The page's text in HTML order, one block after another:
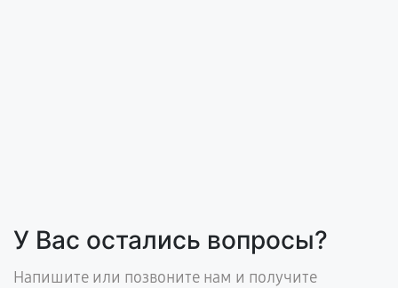
У Вас остались вопросы?
Напишите или позвоните нам и получите